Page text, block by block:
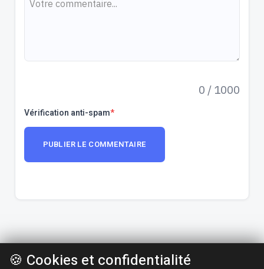
0 / 1000
Vérification anti-spam*
PUBLIER LE COMMENTAIRE
Creative Commons BY-NC-SA 4.0
🍪 Cookies et confidentialité